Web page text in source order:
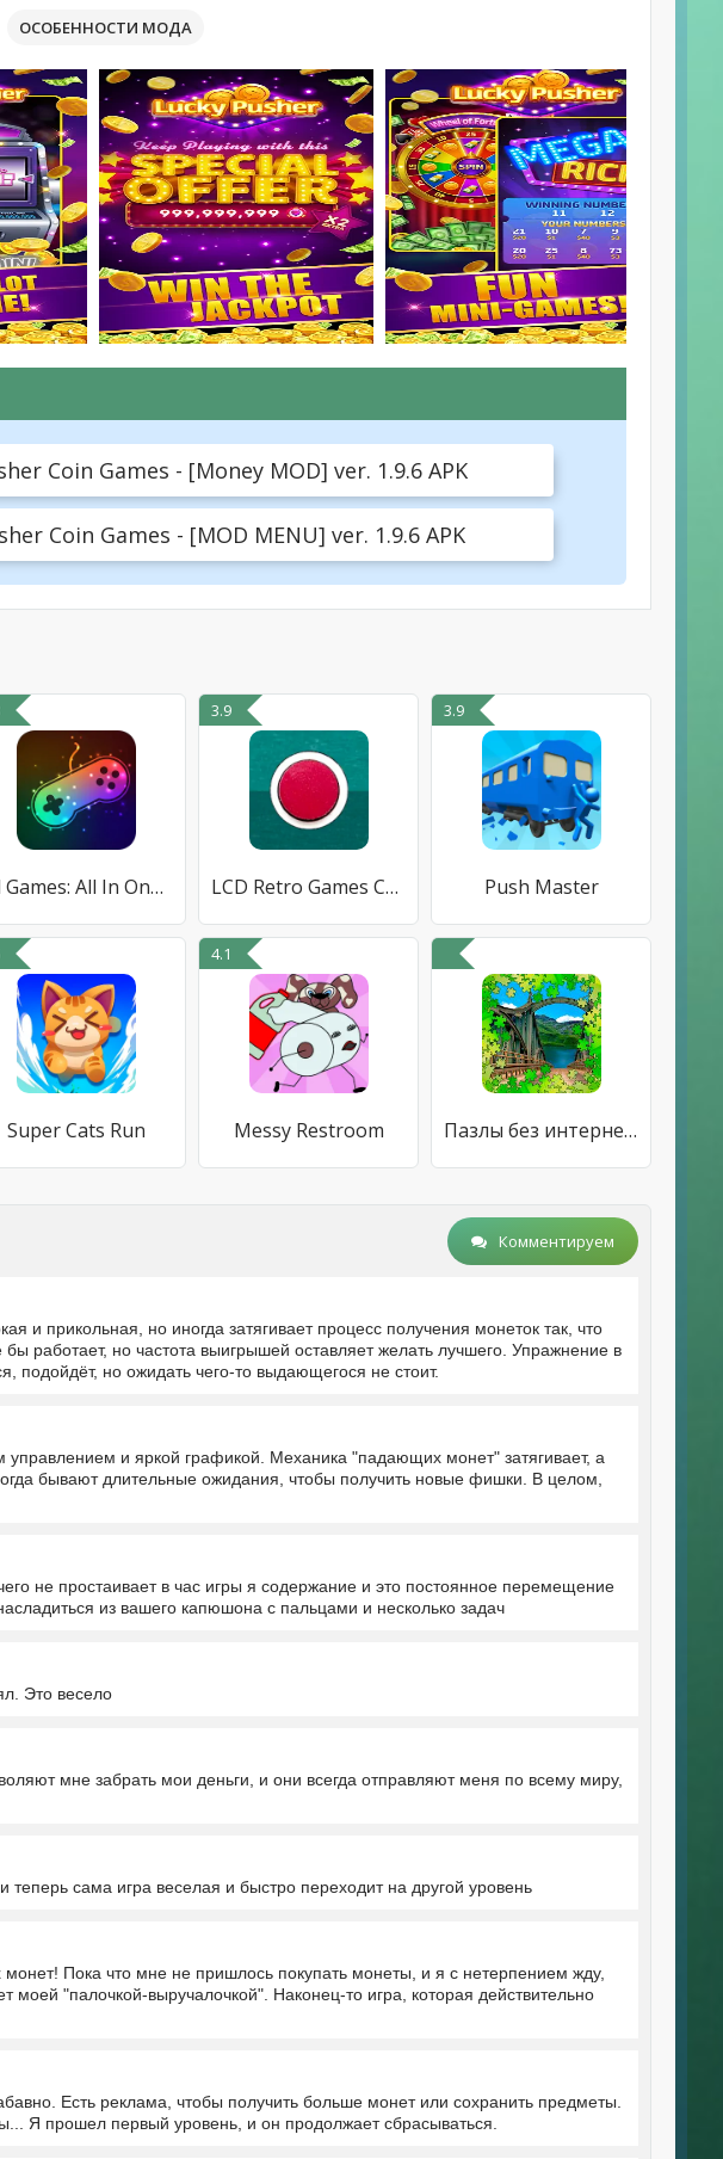
ОСОБЕННОСТИ МОДА
Coin Games - [Money MOD] ver. 1.9.6 APK
Coin Games - [MOD MENU] ver. 1.9.6 APK
All Games: All In One Games TJ
3.9
LCD Retro Games Collection
3.9
Push Master
Super Cats Run
4.1
Messy Restroom Пазлы без интернета
Комментируем
и прикольная, но иногда затягивает процесс получения монеток так, что
работает, но частота выигрышей оставляет желать лучшего. Упражнение в
подойдёт, но ожидать чего-то выдающегося не стоит.
управлением и яркой графикой. Механика "падающих монет" затягивает, а
бывают длительные ожидания, чтобы получить новые фишки. В целом,
не простаивает в час игры я содержание и это постоянное перемещение
из вашего капюшона с пальцами и несколько задач
Это весело
мне забрать мои деньги, и они всегда отправляют меня по всему миру,
теперь сама игра веселая и быстро переходит на другой уровень
Пока что мне не пришлось покупать монеты, и я с нетерпением жду,
моей "палочкой-выручалочкой". Наконец-то игра, которая действительно
Есть реклама, чтобы получить больше монет или сохранить предметы.
Я прошел первый уровень, и он продолжает сбрасываться.